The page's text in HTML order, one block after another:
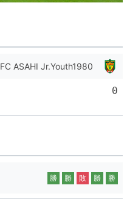
FC ASAHI Jr.Youth1980
0
勝 勝 敗 勝 勝